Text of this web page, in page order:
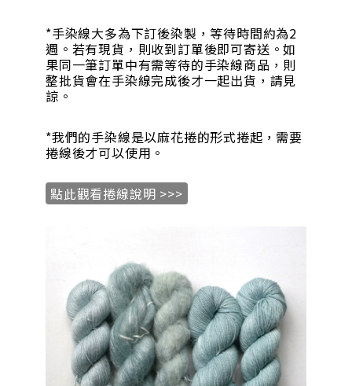
*手染線大多為下訂後染製，等待時間約為2
週。若有現貨，則收到訂單後即可寄送。如
果同一筆訂單中有需等待的手染線商品，則
整批貨會在手染線完成後才一起出貨，請見
諒。
*我們的手染線是以麻花捲的形式捲起，需要
捲線後才可以使用。
點此觀看捲線說明 >>>